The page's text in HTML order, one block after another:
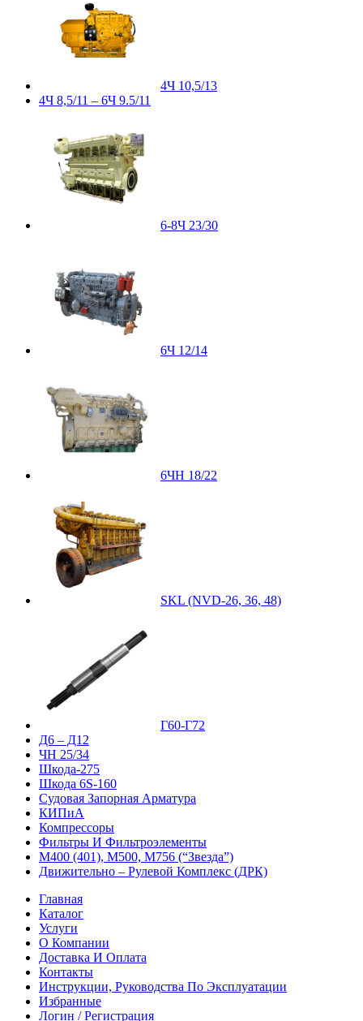
4Ч 10,5/13
4Ч 8,5/11 – 6Ч 9.5/11
6-8Ч 23/30
6Ч 12/14
6ЧН 18/22
SKL (NVD-26, 36, 48)
Г60-Г72
Д6 – Д12
ЧН 25/34
Шкода-275
Шкода 6S-160
Судовая Запорная Арматура
КИПиА
Компрессоры
Фильтры И Фильтроэлементы
М400 (401), М500, М756 (“Звезда”)
Движительно – Рулевой Комплекс (ДРК)
Главная
Каталог
Услуги
О Компании
Доставка И Оплата
Контакты
Инструкции, Руководства По Эксплуатации
Избранные
Логин / Регистрация